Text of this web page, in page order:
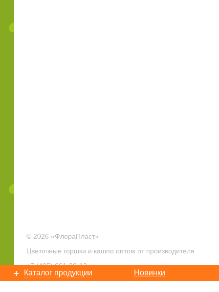
© 2026 «ФлораПласт»
Цветочные горшки и кашпо оптом от производителя
+7 (495)661-30-12
Каталог продукции Новинки